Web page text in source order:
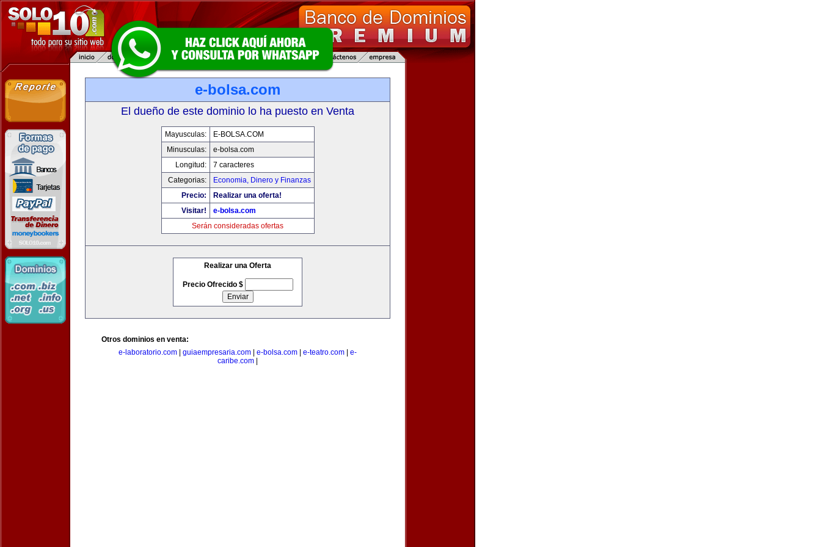
e-bolsa.com
El dueño de este dominio lo ha puesto en Venta
Mayusculas:
E-BOLSA.COM
Minusculas:
e-bolsa.com
Longitud:
7 caracteres
Categorias:
Economia, Dinero y Finanzas
Precio:
Realizar una oferta!
Visitar!
e-bolsa.com
Serán consideradas ofertas
Realizar una Oferta
Precio Ofrecido $
Otros dominios en venta:
e-laboratorio.com
guiaempresaria.com e-bolsa.com e-teatro.com
e-
caribe.com